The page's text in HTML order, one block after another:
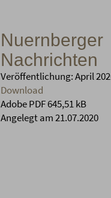
Nuernberger
Nachrichten
Veröffentlichung: April
Download
Adobe PDF 645,51 kB
Angelegt am 21.07.2020